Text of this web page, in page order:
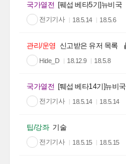
국가열전 [풰섭 베타5기]뉴비국
전기기사 18.5.14 18.5.6
관리/운영 신고받은 유저 목록
Hide_D 18.12.9 18.5.8
국가열전 [퉤섭 베타14기]뉴비국
전기기사 18.5.14 18.5.14
팁/강좌 기술
전기기사 18.5.15 18.5.15